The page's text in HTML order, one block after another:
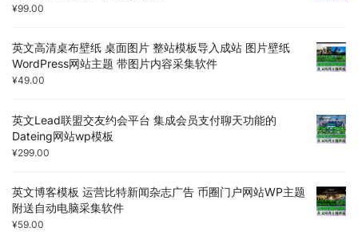
¥99.00
英文高清桌布壁纸 桌面图片 整站模板导入成站 图片壁纸
WordPress网站主题 带图片内容采集软件
¥49.00
英文Lead联盟交友约会平台 集成会员支付聊天功能的
Dateing网站wp模板
¥299.00
英文博客模板 运营比特新闻杂志广告 币圈门户网站WP主题
附送自动电脑采集软件
¥59.00